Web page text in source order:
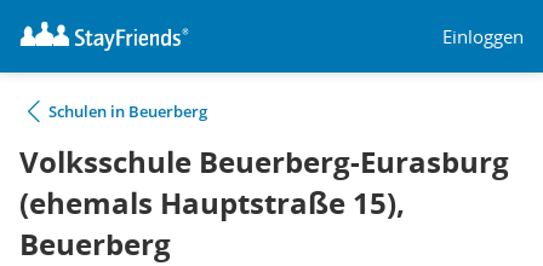
Einloggen
Schulen in Beuerberg
Volksschule Beuerberg-Eurasburg
(ehemals Hauptstraße 15),
Beuerberg